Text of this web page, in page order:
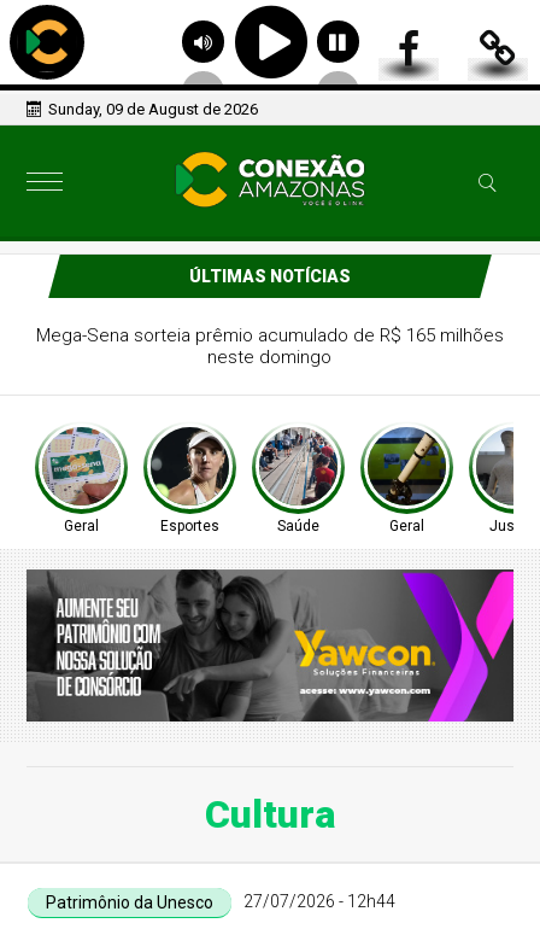
Sunday, 09 de August de 2026
ÚLTIMAS NOTÍCIAS
Tenista Bia Haddad anuncia pausa na carreira neste
segundo semestre
Geral Esportes Saúde Geral Justiça
Cultura
Patrimônio da Unesco 27/07/2026 - 12h44